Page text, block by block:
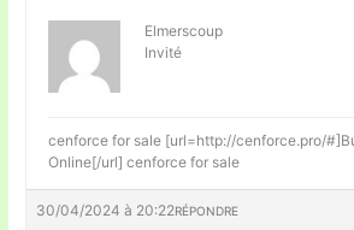
Elmerscoup
Invité
cenforce for sale [url=http://cenforce.pro/
Online[/url] cenforce for sale
30/04/2024 à 20:22RÉPONDRE